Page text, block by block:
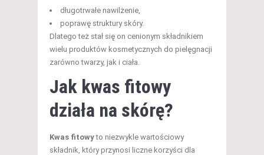
długotrwałe nawilżenie,
poprawę struktury skóry.
Dlatego też stał się on cenionym składnikiem
wielu produktów kosmetycznych do pielęgnacji
zarówno twarzy, jak i ciała.
Jak kwas fitowy
działa na skórę?
Kwas fitowyto niezwykle wartościowy
składnik, który przynosi liczne korzyści dla